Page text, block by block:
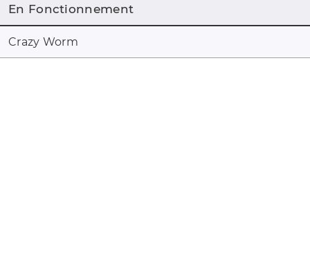
En Fonctionnement
Crazy Worm